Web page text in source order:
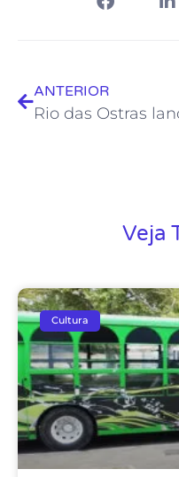
ANTERIOR
Veja
Cultura